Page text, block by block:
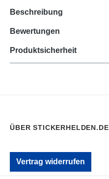
Beschreibung
Bewertungen
Produktsicherheit
ÜBER STICKERHELDEN.DE
Vertrag widerrufen